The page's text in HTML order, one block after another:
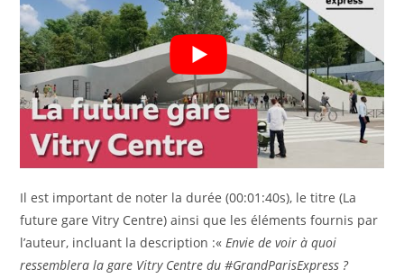
Il est important de noter la durée (00:01:40s), le titre (La
future gare Vitry Centre) ainsi que les éléments fournis par
l’auteur, incluant la description :« Envie de voir à quoi
ressemblera la gare Vitry Centre du #GrandParisExpress ?